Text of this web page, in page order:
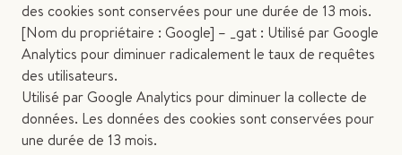
des cookies sont conservées pour une durée de 13 mois.
[Nom du propriétaire : Google] – _gat : Utilisé par Google
Analytics pour diminuer radicalement le taux de requêtes
des utilisateurs.
Utilisé par Google Analytics pour diminuer la collecte de
données. Les données des cookies sont conservées pour
une durée de 13 mois.